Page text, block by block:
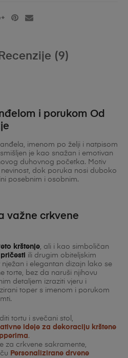
Recenzije (9)
i porukom Od
imenom po želji i natpisom
je kao snažan i emotivan
duhovnog početka. Motiv
dok poruka nosi duboko
posebnim i osobnim.
važne crkvene
krštenje, ali i kao simboličan
pričesti ili drugim obiteljskim
i elegantan dizajn lako se
torte, bez da naruši njihovu
detaljem izraziti vjeru i
toper s imenom i porukom
tortu i svečani stol,
ideje za dekoraciju krštene
.
za crkvene sakramente,
Personalizirane drvene